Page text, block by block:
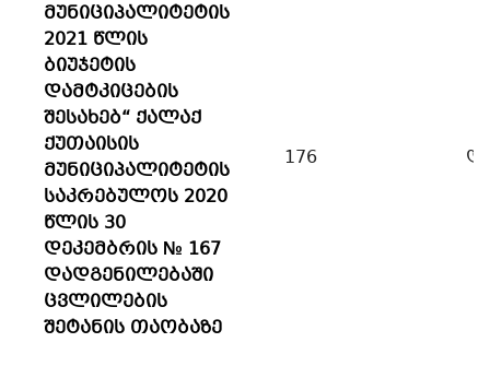
მუნიციპალიტეტის
2021 წლის
ბიუჯეტის
დამტკიცების
შესახებ“ ქალაქ
ქუთაისის
მუნიციპალიტეტის
საკრებულოს 2020
წლის 30
დეკემბრის № 167
დადგენილებაში
ცვლილების
შეტანის თაობაზე
176